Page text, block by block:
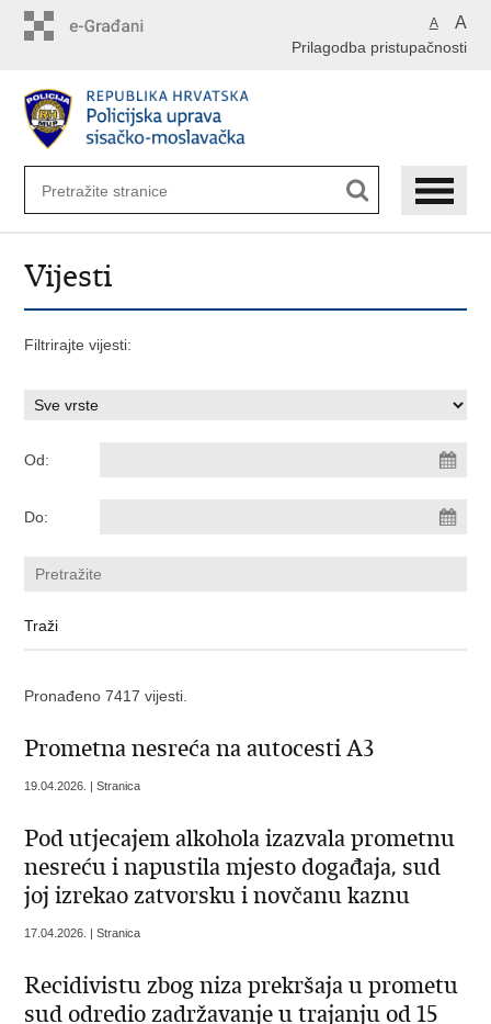
A A
Prilagodba pristupačnosti
Vijesti
Filtrirajte vijesti:
Od:
Do:
Pronađeno 7417 vijesti.
Prometna nesreća na autocesti A3
19.04.2026. | Stranica
Pod utjecajem alkohola izazvala prometnu
nesreću i napustila mjesto događaja, sud
joj izrekao zatvorsku i novčanu kaznu
17.04.2026. | Stranica
Recidivistu zbog niza prekršaja u prometu
sud odredio zadržavanje u trajanju od 15